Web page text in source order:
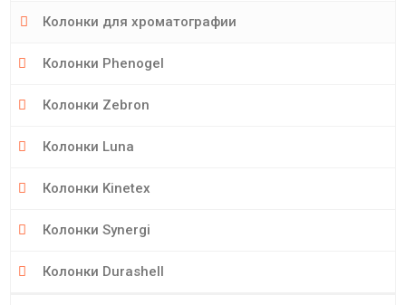
Колонки для хроматографии
Колонки Phenogel
Колонки Zebron
Колонки Luna
Колонки Kinetex
Колонки Synergi
Колонки Durashell